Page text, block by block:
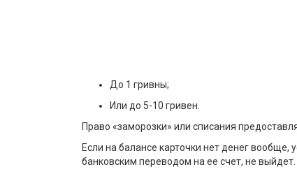
До 1 гривны;
Или до 5-10 гривен.
Право «заморозки» или списания
Если на балансе карточки нет денег
банковским переводом на ее счет, не выйдет.